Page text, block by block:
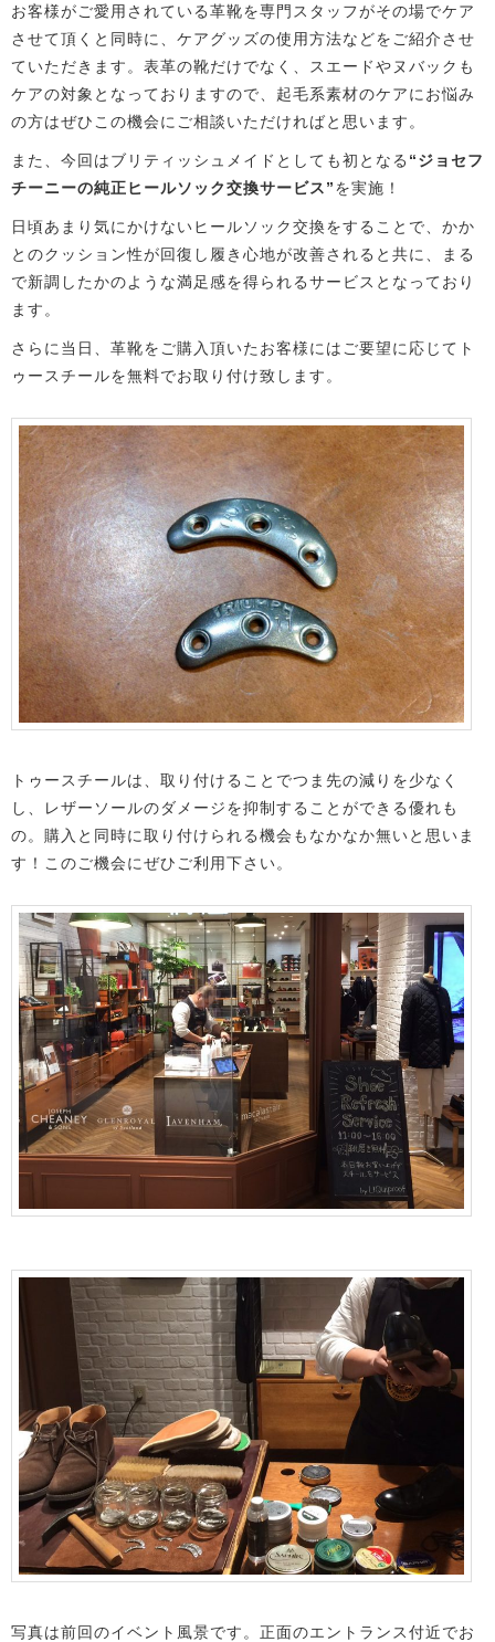
お客様がご愛用されている革靴を専門スタッフがその場でケア
させて頂くと同時に、ケアグッズの使用方法などをご紹介させ
ていただきます。表革の靴だけでなく、スエードやヌバックも
ケアの対象となっておりますので、起毛系素材のケアにお悩み
の方はぜひこの機会にご相談いただければと思います。
また、今回はブリティッシュメイドとしても初となる “ジョセフ
チーニーの純正ヒールソック交換サービス”を実施！
日頃あまり気にかけないヒールソック交換をすることで、かか
とのクッション性が回復し履き心地が改善されると共に、まる
で新調したかのような満足感を得られるサービスとなっており
ます。
さらに当日、革靴をご購入頂いたお客様にはご要望に応じてト
ゥースチールを無料でお取り付け致します。
トゥースチールは、取り付けることでつま先の減りを少なく
し、レザーソールのダメージを抑制することができる優れも
の。購入と同時に取り付けられる機会もなかなか無いと思いま
す！このご機会にぜひご利用下さい。
写真は前回のイベント風景です。正面のエントランス付近でお